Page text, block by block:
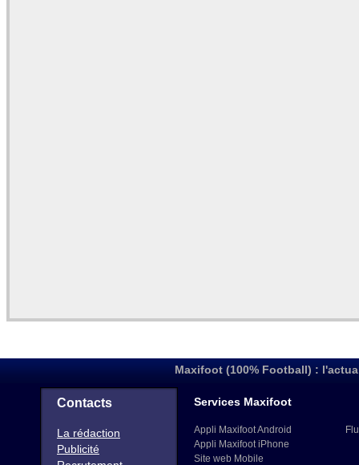
Maxifoot (100% Football) :
Contacts
La rédaction
Publicité
Services Maxifoot
Appli Maxifoot Android
Appli Maxifoot iPhone
Site web Mobile